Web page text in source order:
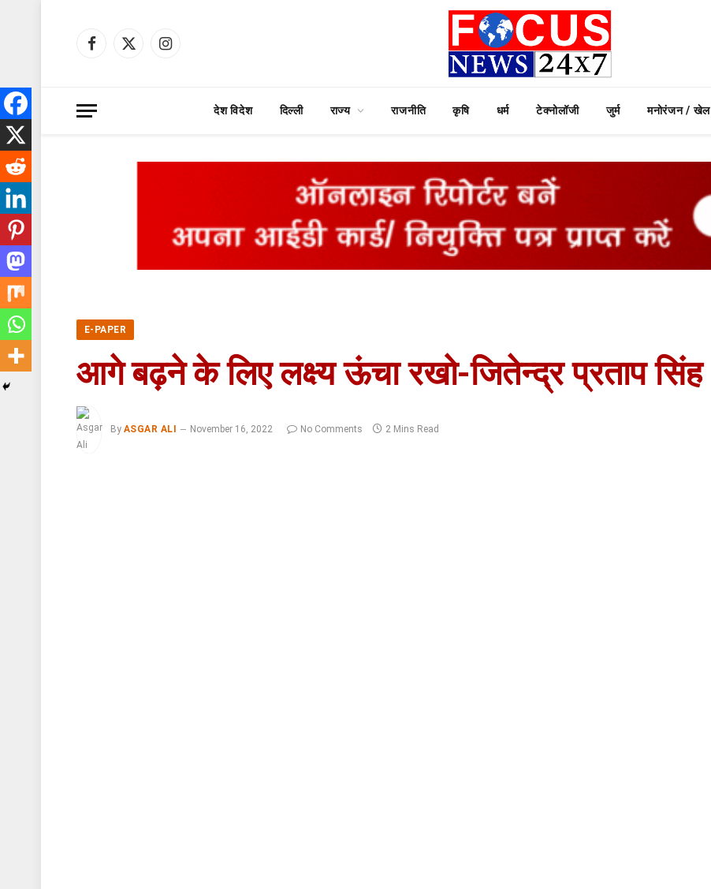
Facebook
X
Instagram
देश विदेश दिल्ली राज्य राजनीति कृषि धर्म टेक्नोलॉजी जुर्म मनोरंजन / खेल
E-PAPER
आगे बढ़ने के लिए लक्ष्य ऊंचा रखो-जितेन्द्र प्रताप सिंह
By ASGAR ALI November 16, 2022 No Comments 2 Mins Read